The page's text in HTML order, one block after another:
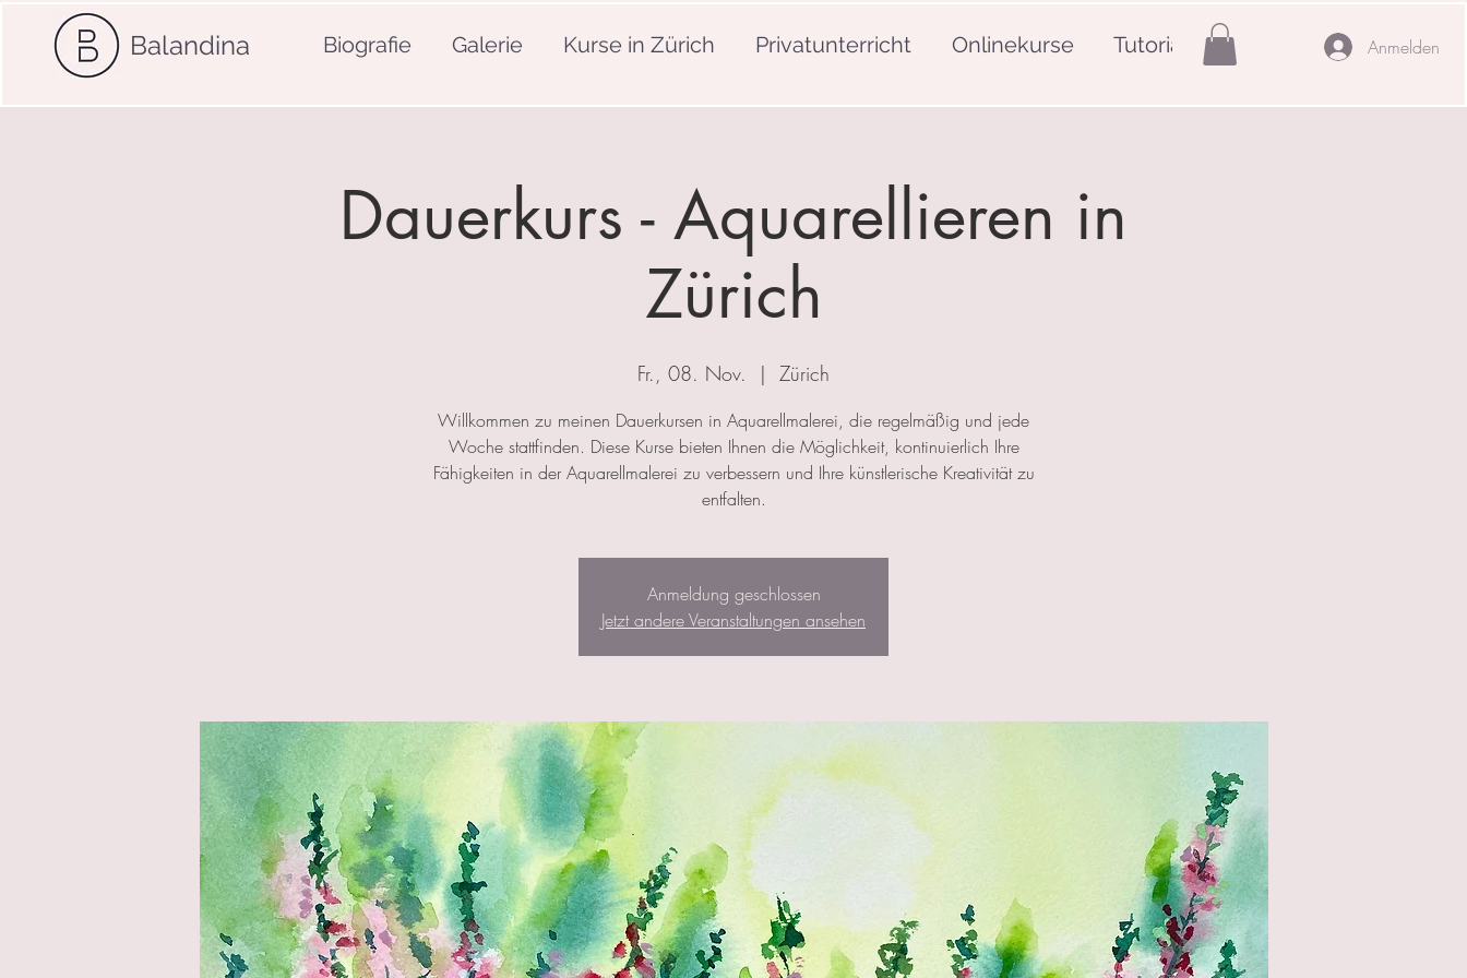
Balandina Biografie Galerie Kurse in Zürich Privatunterricht Onlinekurse Tutorials Anmelden
Dauerkurs - Aquarellieren in
Zürich
Fr., 08. Nov.
  |
Zürich
Willkommen zu meinen Dauerkursen in Aquarellmalerei, die regelmäßig und jede
Woche stattfinden. Diese Kurse bieten Ihnen die Möglichkeit, kontinuierlich Ihre
Fähigkeiten in der Aquarellmalerei zu verbessern und Ihre künstlerische Kreativität zu
entfalten.
Anmeldung geschlossen
Jetzt andere Veranstaltungen ansehen